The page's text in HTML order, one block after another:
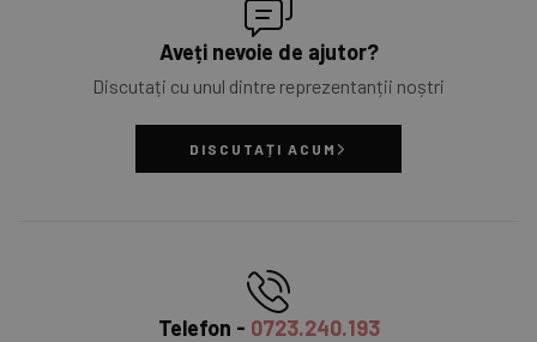
Aveți nevoie de ajutor?
Discutați cu unul dintre reprezentanții noștri
DISCUTAȚI ACUM
Telefon - 0723.240.193